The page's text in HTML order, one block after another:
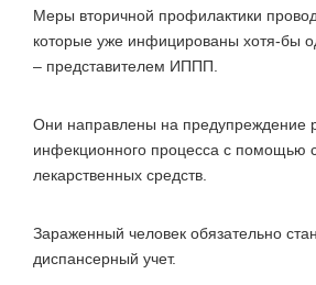
Меры вторичной профилактики
которые уже инфицированы хотя-бы
– представителем ИППП.
Они направлены на предупреждение
инфекционного процесса с помощью
лекарственных средств.
Зараженный человек обязательно
диспансерный учет.